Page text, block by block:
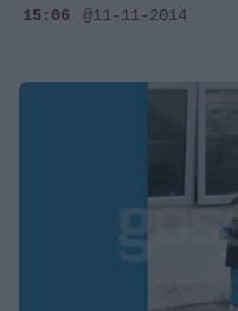
15:06 @11-11-2014